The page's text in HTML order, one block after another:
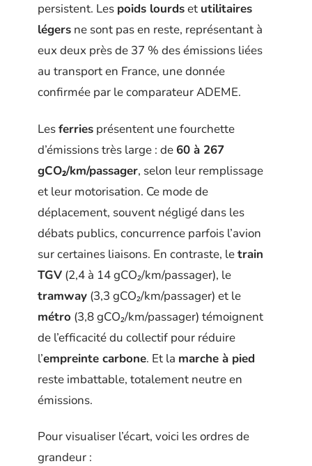
persistent. Les poids lourdset utilitaires
légers ne sont pas en reste, représentant à
eux deux près de 37 % des émissions liées
au transport en France, une donnée
confirmée par le comparateur ADEME.
Lesferries présentent une fourchette
d’émissions très large : de 60 à 267
gCO₂/km/passager, selon leur remplissage
et leur motorisation. Ce mode de
déplacement, souvent négligé dans les
débats publics, concurrence parfois l’avion
sur certaines liaisons. En contraste, letrain
TGV (2,4 à 14 gCO₂/km/passager), le
tramway (3,3 gCO₂/km/passager) et le
métro (3,8 gCO₂/km/passager) témoignent
de l’efficacité du collectif pour réduire
l’empreinte carbone. Et la marche à pied
reste imbattable, totalement neutre en
émissions.
Pour visualiser l’écart, voici les ordres de
grandeur :